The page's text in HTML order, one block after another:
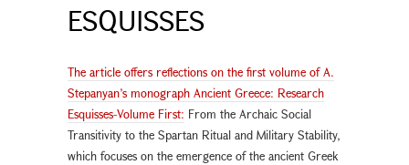
ESQUISSES
The article offers reflections on the first volume of A.
Stepanyan’s monograph Ancient Greece: Research
Esquisses-Volume First: From the Archaic Social
Transitivity to the Spartan Ritual and Military Stability,
which focuses on the emergence of the ancient Greek